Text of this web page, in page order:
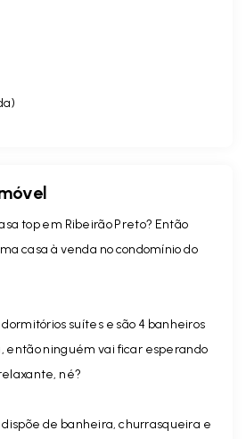
)
top em Ribeirão Preto? Então
casa à venda no condomínio do
suítes e são 4 banheiros
então ninguém vai ficar esperando
né?
de banheira, churrasqueira e